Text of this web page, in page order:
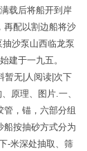
载后将船开到岸
再配以割边船将沙
沙泵山西临龙泵
建于一九五。
暂无|人阅读|次下
原理、图片.一、
，锚，六部分组
船按抽砂方式分为
-米深处抽取、筛